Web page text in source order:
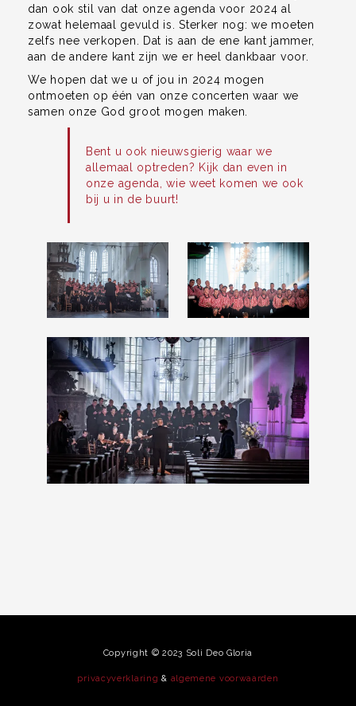
dan ook stil van dat onze agenda voor 2024 al
zowat helemaal gevuld is. Sterker nog: we moeten
zelfs nee verkopen. Dat is aan de ene kant jammer,
aan de andere kant zijn we er heel dankbaar voor.
We hopen dat we u of jou in 2024 mogen
ontmoeten op één van onze concerten waar we
samen onze God groot mogen maken.
Bent u ook nieuwsgierig waar we
allemaal optreden? Kijk dan even in
onze agenda
, wie weet komen we ook
bij u in de buurt!
Copyright © 2023 Soli Deo Gloria
privacyverklaring & algemene voorwaarden